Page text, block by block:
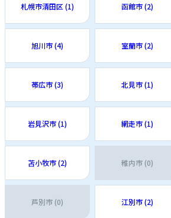
札幌市清田区 (1) 函館市 (2)
旭川市 (4) 室蘭市 (2)
帯広市 (3) 北見市 (1)
岩見沢市 (1) 網走市 (1)
苫小牧市 (2) 稚内市 (0)
芦別市 (0) 江別市 (2)